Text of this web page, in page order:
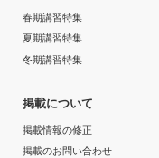
春期講習特集
夏期講習特集
冬期講習特集
掲載について
掲載情報の修正
掲載のお問い合わせ